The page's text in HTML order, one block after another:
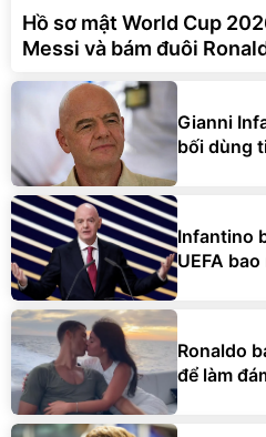
Hồ sơ mật World Cup
Messi và bám đuôi
Gianni
bối dùng
Infantino
UEFA
Ronaldo
để làm